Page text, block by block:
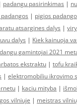
padangu pasirinkimas |
| pigios
atsargines dalys |
dalys | Kiek kainuoja
gamintojai 2021
ekstraktu | tofu
| elektromobiliu ikrovimo
| kaciu mityba |
vilniuje | meistras